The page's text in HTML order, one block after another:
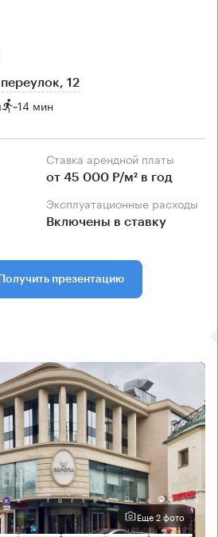
12
~14 мин
Ставка арендной платы
от 45 000 Р/м² в год
Эксплуатационные расходы
Включены в ставку
Получить презентацию
Еще 2 фото